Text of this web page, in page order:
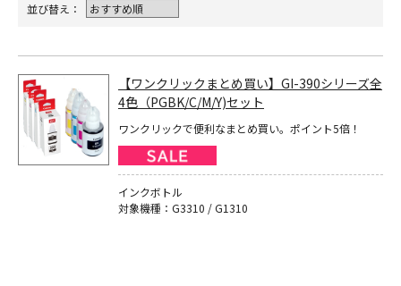
並び替え：
【ワンクリックまとめ買い】GI-390シリーズ全
4色（PGBK/C/M/Y)セット
ワンクリックで便利なまとめ買い。ポイント5倍！
インクボトル
対象機種：G3310 / G1310